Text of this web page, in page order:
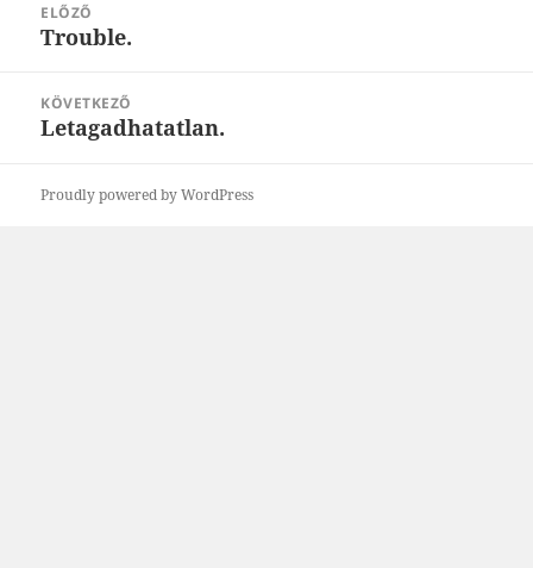
navigáció
ELŐZŐ
Korábbi
Trouble.
KÖVETKEZŐ
Következő
Letagadhatatlan.
Proudly powered by WordPress